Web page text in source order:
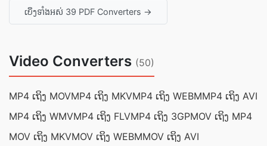
ເບິ່ງ​ទាំងអស់ 39 PDF Converters →
Video Converters (50)
MP4 ເຖິງ MOVMP4 ເຖິງ MKVMP4 ເຖິງ WEBMMP4 ເຖິງ AVI
MP4 ເຖິງ WMVMP4 ເຖິງ FLVMP4 ເຖິງ 3GPMOV ເຖິງ MP4
MOV ເຖິງ MKVMOV ເຖິງ WEBMMOV ເຖິງ AVI